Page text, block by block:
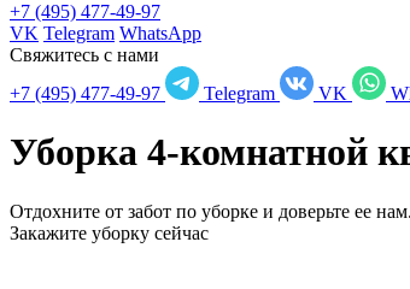
+7 (495) 477-49-97
VK Telegram WhatsApp
Свяжитесь с нами
+7 (495) 477-49-97
Telegram VK
Уборка 4-комнатной
Отдохните от забот по уборке и доверьте ее
Закажите уборку сейчас